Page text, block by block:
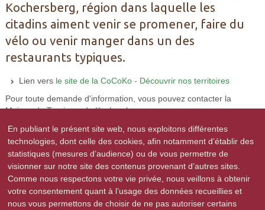
Kochersberg, région dans laquelle les
citadins aiment venir se promener, faire du
vélo ou venir manger dans un des
restaurants typiques.
Lien vers le site de la CoCoKo - Découvrir nos territoires
Pour toute demande d'information, vous pouvez contacter la
Maison du Tourisme du Kochersberg :
Office de Tourisme "Le Beau Jardin"
2, Place du Marché
67370 TRUCHTERSHEIM
Tél. : 03 88 21 46 90
Mail :contact@lebeaujardin.alsace
Lien versle site de l'ADT(Agence de Développement
Touristique du Bas-Rhin)
En publiant le présent site web, nous exploitons différentes
technologies, dont celle des cookies, afin notamment d’établir des
statistiques (mesures d’audience) ou de vous permettre de
visionner sur notre site des contenus provenant d’autres sites.
Comme nous respectons votre vie privée, nous veillons à obtenir
votre consentement quant à l’usage des données recueillies et
nous vous permettons de choisir de ne pas autoriser certains